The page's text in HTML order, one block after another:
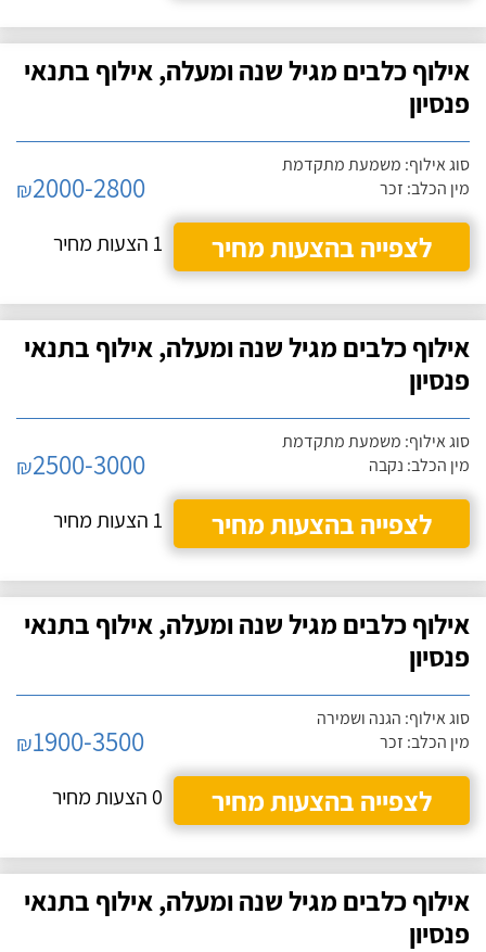
אילוף כלבים מגיל שנה ומעלה, אילוף בתנאי
פנסיון
סוג אילוף: משמעת מתקדמת
מין הכלב: זכר
₪2000-2800
לצפייה בהצעות מחיר
1 הצעות מחיר
אילוף כלבים מגיל שנה ומעלה, אילוף בתנאי
פנסיון
סוג אילוף: משמעת מתקדמת
מין הכלב: נקבה
₪2500-3000
לצפייה בהצעות מחיר
1 הצעות מחיר
אילוף כלבים מגיל שנה ומעלה, אילוף בתנאי
פנסיון
סוג אילוף: הגנה ושמירה
מין הכלב: זכר
₪1900-3500
לצפייה בהצעות מחיר
0 הצעות מחיר
אילוף כלבים מגיל שנה ומעלה, אילוף בתנאי
פנסיון